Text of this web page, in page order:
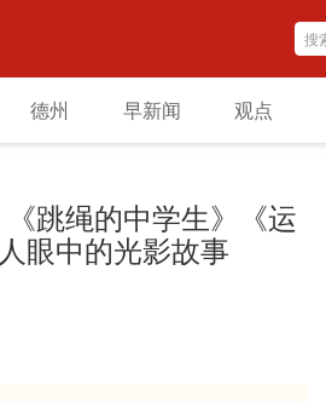
德州 早新闻 观点
跳绳的中学生》《运
眼中的光影故事